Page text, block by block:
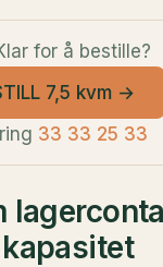
for å bestille?
7,5 kvm →
ring 33 33 25 33